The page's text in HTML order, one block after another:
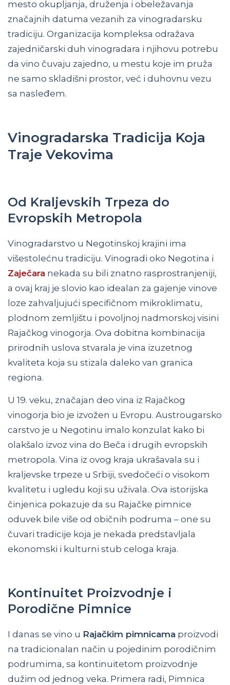
mesto okupljanja, druženja i obeležavanja
značajnih datuma vezanih za vinogradarsku
tradiciju. Organizacija kompleksa odražava
zajedničarski duh vinogradara i njihovu potrebu
da vino čuvaju zajedno, u mestu koje im pruža
ne samo skladišni prostor, već i duhovnu vezu
sa nasleđem.
Vinogradarska Tradicija Koja
Traje Vekovima
Od Kraljevskih Trpeza do
Evropskih Metropola
Vinogradarstvo u Negotinskoj krajini ima
višestolećnu tradiciju. Vinogradi oko Negotina i
Zaječara nekada su bili znatno rasprostranjeniji,
a ovaj kraj je slovio kao idealan za gajenje vinove
loze zahvaljujući specifičnom mikroklimatu,
plodnom zemljištu i povoljnoj nadmorskoj visini
Rajačkog vinogorja. Ova dobitna kombinacija
prirodnih uslova stvarala je vina izuzetnog
kvaliteta koja su stizala daleko van granica
regiona.
U 19. veku, značajan deo vina iz Rajačkog
vinogorja bio je izvožen u Evropu. Austrougarsko
carstvo je u Negotinu imalo konzulat kako bi
olakšalo izvoz vina do Beča i drugih evropskih
metropola. Vina iz ovog kraja ukrašavala su i
kraljevske trpeze u Srbiji, svedočeći o visokom
kvalitetu i ugledu koji su uživala. Ova istorijska
činjenica pokazuje da su Rajačke pimnice
oduvek bile više od običnih podruma – one su
čuvari tradicije koja je nekada predstavljala
ekonomski i kulturni stub celoga kraja.
Kontinuitet Proizvodnje i
Porodične Pimnice
I danas se vino u Rajačkim pimnicama proizvodi
na tradicionalan način u pojedinim porodičnim
podrumima, sa kontinuitetom proizvodnje
dužim od jednog veka. Primera radi, Pimnica